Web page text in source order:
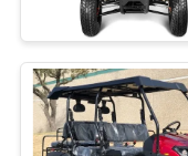
कारखाना
भ्रमण
एटीवी